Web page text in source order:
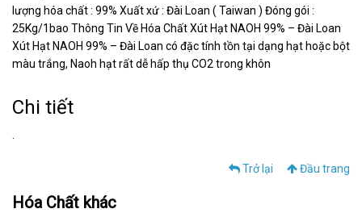
lượng hóa chất : 99% Xuất xứ : Đài Loan ( Taiwan ) Đóng gói :
25Kg/1bao Thông Tin Về Hóa Chất Xút Hạt NAOH 99% – Đài Loan
Xút Hạt NAOH 99% – Đài Loan có đặc tính tồn tại dạng hạt hoặc bột
màu trắng, Naoh hạt rất dễ hấp thụ CO2 trong khôn
Chi tiết
Trở lại Đầu trang
Hóa Chất khác